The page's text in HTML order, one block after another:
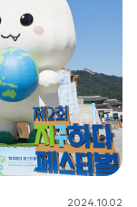
2024.10.02